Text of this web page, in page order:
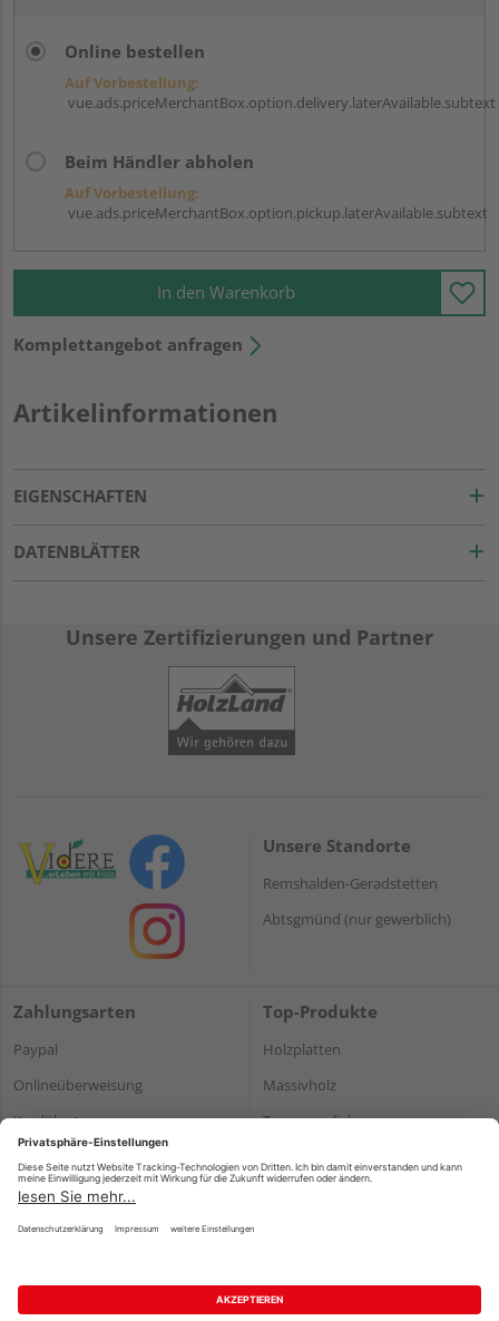
Online bestellen
Auf Vorbestellung:
vue.ads.priceMerchantBox.option.delivery.laterAvailable.subtext
Beim Händler abholen
Auf Vorbestellung:
vue.ads.priceMerchantBox.option.pickup.laterAvailable.subtext
In den Warenkorb
Komplettangebot anfragen
Artikelinformationen
EIGENSCHAFTEN
DATENBLÄTTER
Unsere Zertifizierungen und Partner
Unsere Standorte
Remshalden-Geradstetten
Abtsgmünd (nur gewerblich)
Zahlungsarten
Paypal
Onlineüberweisung
Kreditkarte
*Bonität vorausgesetzt
Top-Produkte
Holzplatten
Massivholz
Terrassendielen
Impressum Datenschutz AGB
Barrierefreiheitserklärung